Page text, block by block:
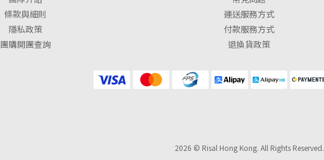
條款與細則
隱私政策
團購開團查詢
運送服務方式
付款服務方式
退換貨政策
2026 © Risal Hong Kong. All Rights Reserved.